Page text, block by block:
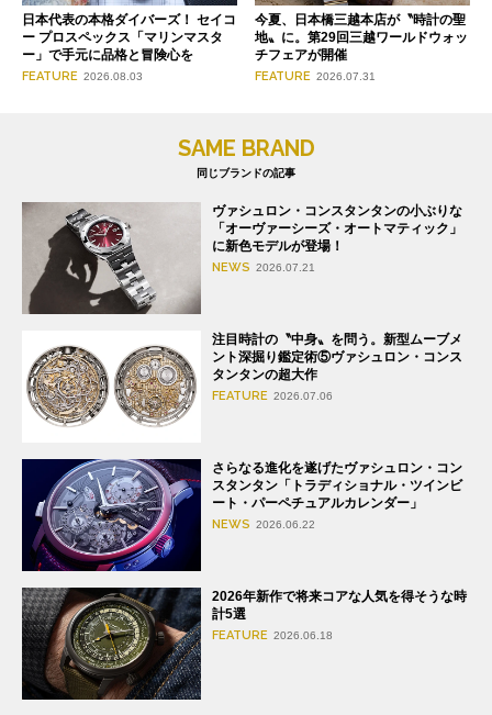
日本代表の本格ダイバーズ！ セイコ
ー プロスペックス「マリンマスタ
ー」で手元に品格と冒険心を
FEATURE 2026.08.03
今夏、日本橋三越本店が〝時計の聖
地〟に。第29回三越ワールドウォッ
チフェアが開催
FEATURE 2026.07.31
SAME BRAND
同じブランドの記事
ヴァシュロン・コンスタンタンの小ぶりな
「オーヴァーシーズ・オートマティック」
に新色モデルが登場！
NEWS 2026.07.21
注目時計の〝中身〟を問う。新型ムーブメ
ント深掘り鑑定術⑤ヴァシュロン・コンス
タンタンの超大作
FEATURE 2026.07.06
さらなる進化を遂げたヴァシュロン・コン
スタンタン「トラディショナル・ツインビ
ート・パーペチュアルカレンダー」
NEWS 2026.06.22
2026年新作で将来コアな人気を得そうな時
計5選
FEATURE 2026.06.18